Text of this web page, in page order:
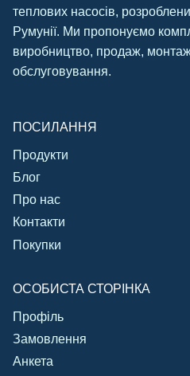
теплових насосів,
Румунії. Ми пропонуємо
виробництво, продаж, монтаж
обслуговування.
ПОСИЛАННЯ
Продукти
Блог
Про нас
Контакти
Покупки
ОСОБИСТА СТОРІНКА
Профіль
Замовлення
Анкета